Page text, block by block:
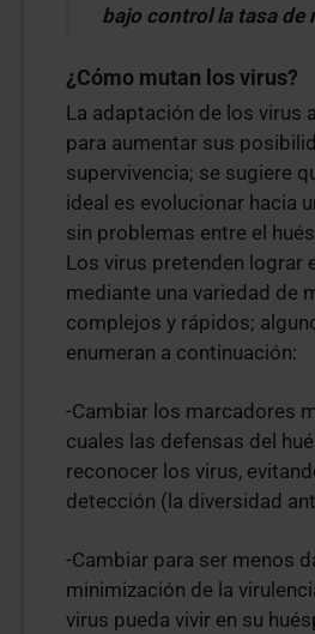
bajo control la tasa de
¿Cómo mutan los virus?
La adaptación de los virus
para aumentar sus
supervivencia; se sugiere
ideal es evolucionar hacia
sin problemas entre el
Los virus pretenden lograr
mediante una variedad de
complejos y rápidos;
enumeran a continuación:
-Cambiar los marcadores
cuales las defensas del
reconocer los virus,
detección (la diversidad
-Cambiar para ser menos
minimización de la
virus pueda vivir en su